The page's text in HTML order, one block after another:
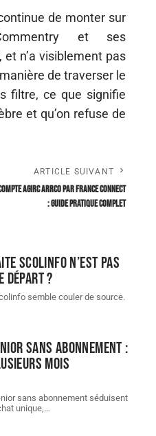
de monter sur
et ses
n’a visiblement pas
de traverser le
filtre, ce que signifie
et qu’on refuse de
ARTICLE SUIVANT
Agirc Arrco par France Connect
: guide pratique complet
scolinfo n’est pas
départ ?
semble couler de source.
sans abonnement :
mois
sans abonnement séduisent
unique,…